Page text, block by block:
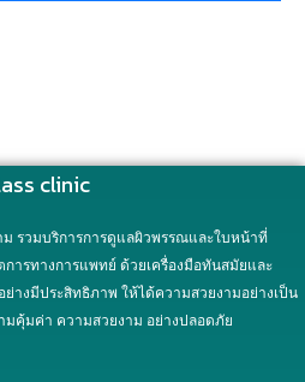
clinic
ม รวมบริการการดูแลผิวพรรณและใบหน้าที่
ารทางการแพทย์ ด้วยเครื่องมือทันสมัยและ
างมีประสิทธิภาพ ให้ได้ความสวยงามอย่างเป็น
มคุ้มค่า ความสวยงาม อย่างปลอดภัย